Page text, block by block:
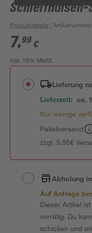
Schleifhülsen-
Produktdetails | Artikelnummer
7,99 €
inkl. 19% MwSt.
Lieferung
Lieferzeit: ca.
Nur wenige
Paketversand
zzgl. 5,95€
Abholung
Auf Anfrage
Dieser Artikel
vorrätig. Du
schicken und